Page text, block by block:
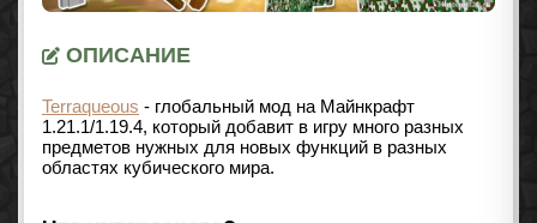
ОПИСАНИЕ
Terraqueous - глобальный мод на Майнкрафт
1.21.1/1.19.4, который добавит в игру много разных
предметов нужных для новых функций в разных
областях кубического мира.